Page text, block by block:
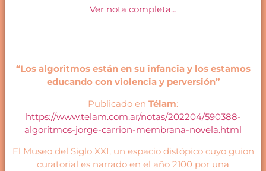
Ver nota completa…
“Los algoritmos están en su infancia y los estamos
educando con violencia y perversión”
Publicado en Télam:
https://www.telam.com.ar/notas/202204/590388-
algoritmos-jorge-carrion-membrana-novela.html
El Museo del Siglo XXI, un espacio distópico cuyo guion
curatorial es narrado en el año 2100 por una